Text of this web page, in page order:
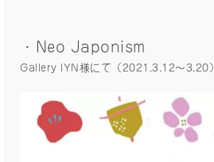
・Neo Japonism
Gallery IYN様にて（2021.3.12〜3.20）